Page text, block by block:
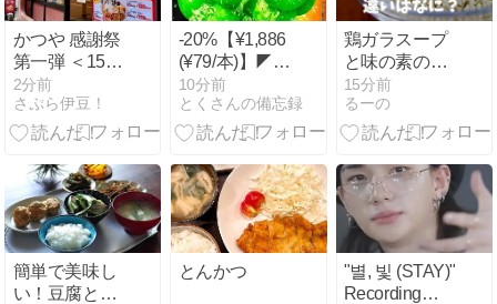
かつや 感謝祭
第一弾 ＜150
円引きだけで
はない！実は
お得な理由と
2分前
さぷら伊豆！
-20%【¥1,886
(¥79/本)】◤ア
サヒ飲料 ウィ
ルキンソン タ
ンサン マスカ
ュ 490ml 24本
10分前
とくさんの備忘録
鶏ガラスープ
と味の素の違
いは？それぞ
れ向いてる料
理を調査
15分前
るーの
簡単で美味し
い！豆腐と大
とんかつ
"별, 빛 (STAY)"
Recording